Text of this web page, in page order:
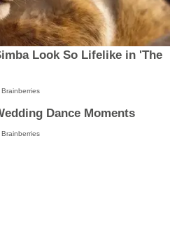
Look So Lifelike in 'The
Brainberries
Dance Moments
Brainberries